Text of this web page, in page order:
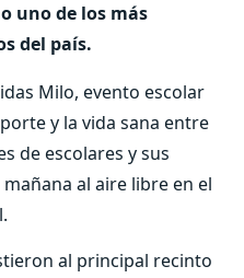
uno de los más
del país.
Milo, evento escolar
y la vida sana entre
de escolares y sus
al aire libre en el
al principal recinto